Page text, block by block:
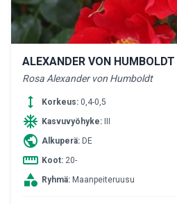
ALEXANDER VON HUMBOLDT
Rosa Alexander von Humboldt
height Korkeus: 0,4-0,5
ac_unit Kasvuvyöhyke:
public Alkuperä: DE
straighten Koot: 20-
category Ryhmä: Maanpeiteruusu